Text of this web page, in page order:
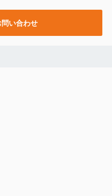
問い合わせ